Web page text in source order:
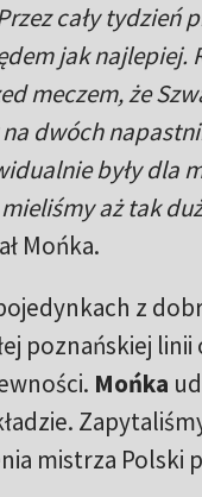
cały tydzień
jak najlepiej.
meczem, że
dwóch
były dla
aż tak
Mońka.
z
poznańskiej linii
Mońka
mistrza Polski